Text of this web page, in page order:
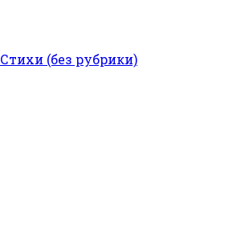
Стихи (без рубрики)